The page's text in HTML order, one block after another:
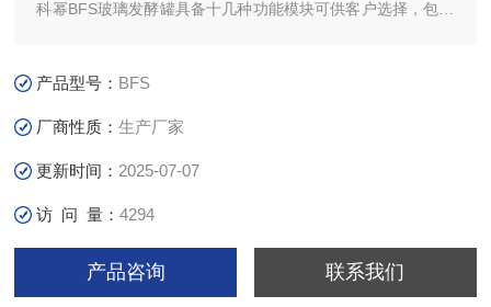
科幂BFS玻璃发酵罐具备十几种功能模块可供客户选择，包括
等，可根据客户需求，随时增减各种功能模块，满足客户的特
定需求。
产品型号： BFS
厂商性质：生产厂家
更新时间： 2025-07-07
访 问 量：4294
产品咨询 联系我们